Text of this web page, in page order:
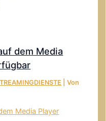
dem Media
| Von